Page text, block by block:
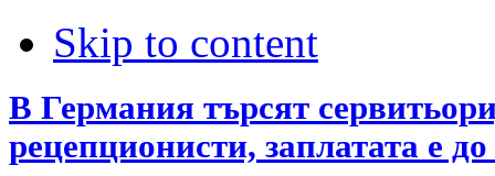
Skip to content
В Германия търсят
рецепционисти, заплатата е